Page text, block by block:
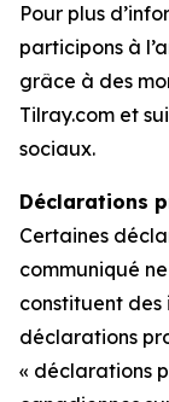
Pour plus
participons à
grâce à des
Tilray.com et
sociaux.
Déclarations
Certaines
communiqué
constituent des
déclarations
« déclarations